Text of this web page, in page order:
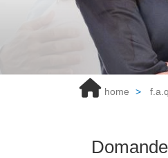
home f.a.q.